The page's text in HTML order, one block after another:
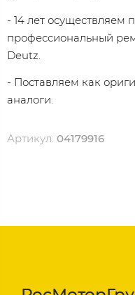
- 14 лет осуществляем
профессиональный
Dеutz.
- Поставляем как
аналоги.
Артикул: 04179916